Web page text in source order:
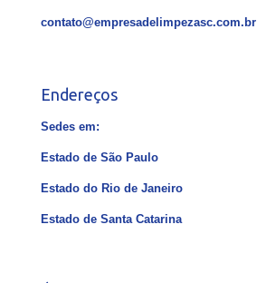
contato@empresadelimpezasc.com.br
Endereços
Sedes em:
Estado de São Paulo
Estado do Rio de Janeiro
Estado de Santa Catarina